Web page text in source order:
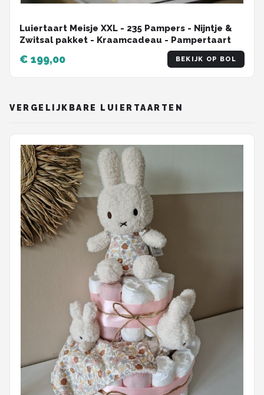
Luiertaart Meisje XXL - 235 Pampers - Nijntje &
Zwitsal pakket - Kraamcadeau - Pampertaart
€ 199,00 BEKIJK OP BOL
VERGELIJKBARE LUIERTAARTEN